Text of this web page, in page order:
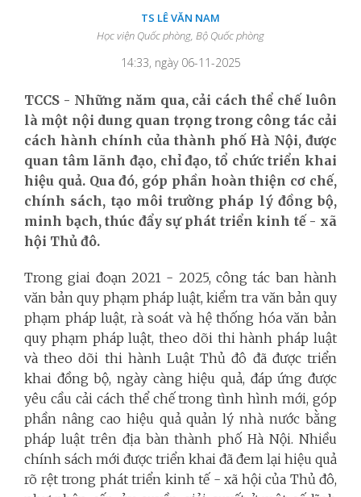
TS LÊ VĂN NAM
Học viện Quốc phòng, Bộ Quốc phòng
14:33, ngày 06-11-2025
TCCS - Những năm qua, cải cách thể chế luôn
là một nội dung quan trọng trong công tác cải
cách hành chính của thành phố Hà Nội, được
quan tâm lãnh đạo, chỉ đạo, tổ chức triển khai
hiệu quả. Qua đó, góp phần hoàn thiện cơ chế,
chính sách, tạo môi trường pháp lý đồng bộ,
minh bạch, thúc đẩy sự phát triển kinh tế - xã
hội Thủ đô.
Trong giai đoạn 2021 - 2025, công tác ban hành
văn bản quy phạm pháp luật, kiểm tra văn bản quy
phạm pháp luật, rà soát và hệ thống hóa văn bản
quy phạm pháp luật, theo dõi thi hành pháp luật
và theo dõi thi hành Luật Thủ đô đã được triển
khai đồng bộ, ngày càng hiệu quả, đáp ứng được
yêu cầu cải cách thể chế trong tình hình mới, góp
phần nâng cao hiệu quả quản lý nhà nước bằng
pháp luật trên địa bàn thành phố Hà Nội. Nhiều
chính sách mới được triển khai đã đem lại hiệu quả
rõ rệt trong phát triển kinh tế - xã hội của Thủ đô,